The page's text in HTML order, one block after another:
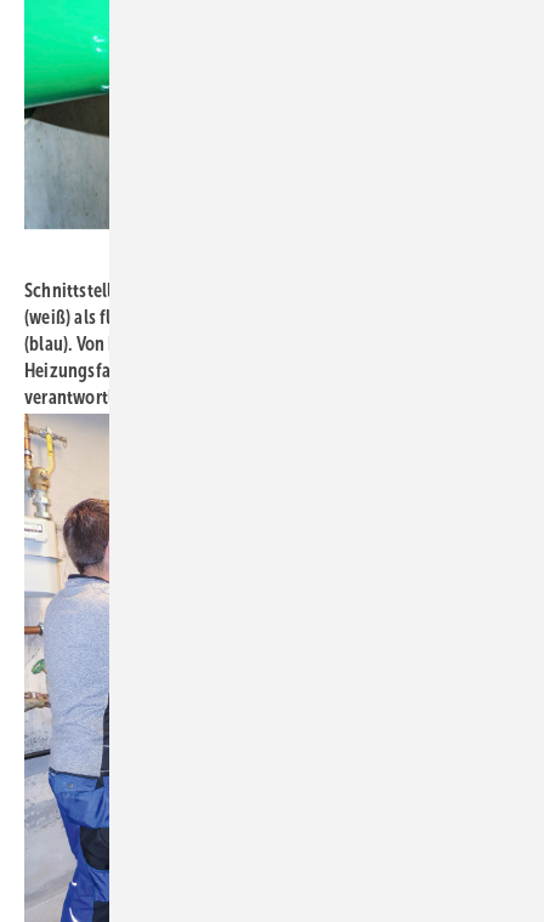
Schnittstelle Adapterplatte im Pellet­speicher: Saugschlauch
(weiß) als ­flexible Kunststoffleitung, daneben Rückluftschlauch
(blau). Von hier bis zur Saug­turbine am Heizkessel ist der ­
Heizungsfachbetrieb für das Verlegen der Schläuche
verantwortlich.